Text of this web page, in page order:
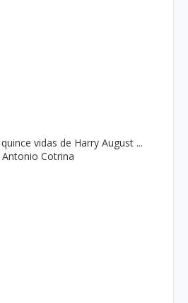
vidas de Harry August ...
Antonio Cotrina